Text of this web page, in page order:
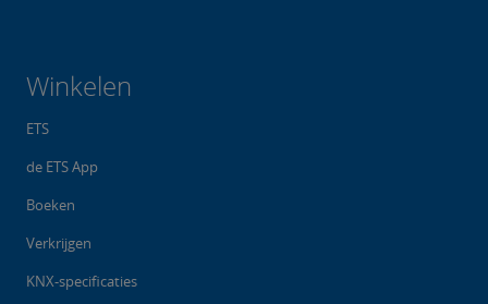
Winkelen
ETS
de ETS App
Boeken
Verkrijgen
KNX-specificaties